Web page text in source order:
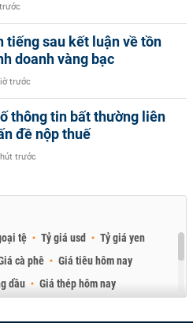
tiếng sau kết luận về tồn
doanh vàng bạc
trước
thông tin bất thường liên
đề nộp thuế
trước
tệ Tỷ giá usd
Tỷ giá yen
cà phê
Giá tiêu hôm nay
dầu
Giá thép hôm nay